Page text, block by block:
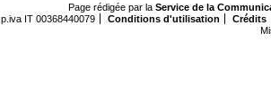
Page rédigée par la Service de la
p.iva IT 00368440079
Conditions d'utilisation
Crédits